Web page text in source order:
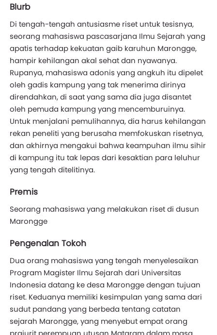
Blurb
Di tengah-tengah antusiasme riset untuk tesisnya,
seorang mahasiswa pascasarjana Ilmu Sejarah yang
apatis terhadap kekuatan gaib karuhun Marongge,
hampir kehilangan akal sehat dan nyawanya.
Rupanya, mahasiswa adonis yang angkuh itu dipelet
oleh gadis kampung yang tak menerima dirinya
direndahkan, di saat yang sama dia juga disantet
oleh pemuda kampung yang mencemburuinya.
Untuk menjalani pemulihannya, dia harus kehilangan
rekan peneliti yang berusaha memfokuskan risetnya,
dan akhirnya mengakui bahwa keampuhan ilmu sihir
di kampung itu tak lepas dari kesaktian para leluhur
yang tengah ditelitinya.
Premis
Seorang mahasiswa yang melakukan riset di dusun
Marongge
Pengenalan Tokoh
Dua orang mahasiswa yang tengah menyelesaikan
Program Magister Ilmu Sejarah dari Universitas
Indonesia datang ke desa Marongge dengan tujuan
riset. Keduanya memiliki kesimpulan yang sama dari
sudut pandang yang berbeda tentang catatan
sejarah Marongge, yang menyebut empat orang